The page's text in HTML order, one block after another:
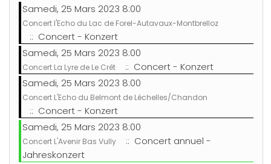
Samedi, 25 Mars 2023 8:00
Concert l'Echo du Lac de Forel-Autavaux-Montbrelloz
:: Concert - Konzert
Samedi, 25 Mars 2023 8:00
Concert La Lyre de Le Crêt
:: Concert - Konzert
Samedi, 25 Mars 2023 8:00
Concert L'Echo du Belmont de Léchelles/Chandon
:: Concert - Konzert
Samedi, 25 Mars 2023 8:00
Concert L'Avenir Bas Vully
:: Concert annuel -
Jahreskonzert